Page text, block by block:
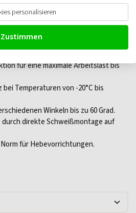
schweißbar,
für eine maximale Arbeitslast bis
Temperaturen von -20°C bis
Winkeln bis zu 60 Grad.
direkte Schweißmontage auf
für Hebevorrichtungen.
personalisieren
Zustimmen